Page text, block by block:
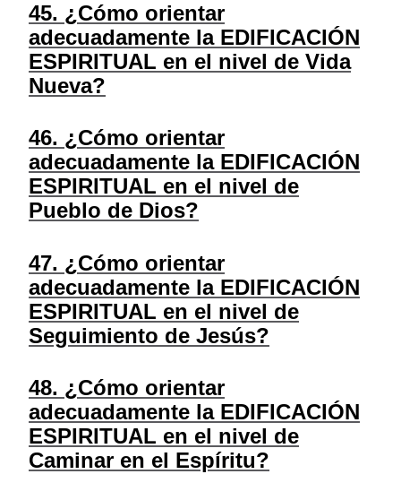
45. ¿Cómo orientar
adecuadamente la EDIFICACIÓN
ESPIRITUAL en el nivel de Vida
Nueva?
46. ¿Cómo orientar
adecuadamente la EDIFICACIÓN
ESPIRITUAL en el nivel de
Pueblo de Dios?
47. ¿Cómo orientar
adecuadamente la EDIFICACIÓN
ESPIRITUAL en el nivel de
Seguimiento de Jesús?
48. ¿Cómo orientar
adecuadamente la EDIFICACIÓN
ESPIRITUAL en el nivel de
Caminar en el Espíritu?